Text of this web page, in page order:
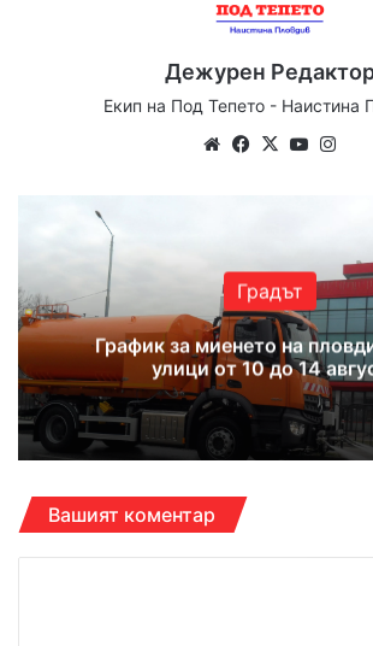
Дежурен
Екип на Под Тепето - Наистина
WebsiteFacebook
X
Градът
График за миенето на
улици от 10 до 14
Вашият коментар